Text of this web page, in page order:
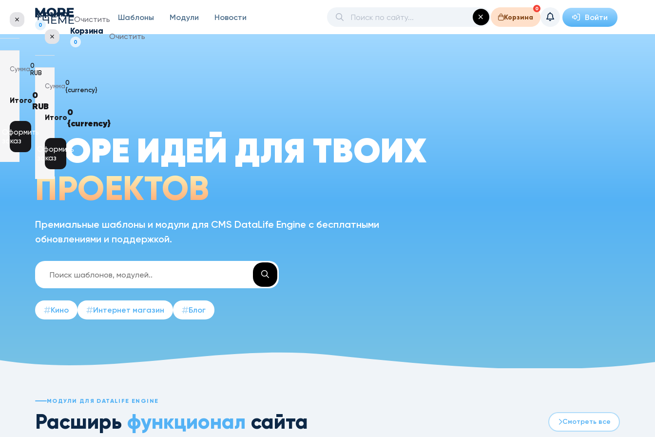
Корзина
0
Очистить
Корзина
Сумма0
RUB
Итого0
RUB
Оформить
заказ
Шаблоны Модули Новости
0
Корзина
Корзина
0
Очистить
Корзина
Сумма0
{currency}
Итого0
{currency}
Оформить
заказ
Войти
МОРЕ ИДЕЙ ДЛЯ ТВОИХ
ПРОЕКТОВ
Премиальные шаблоны и модули для CMS DataLife Engine с бесплатными
обновлениями и поддержкой.
Кино Интернет магазин Блог
МОДУЛИ ДЛЯ DATALIFE ENGINE
Расширь функционал сайта Смотреть все